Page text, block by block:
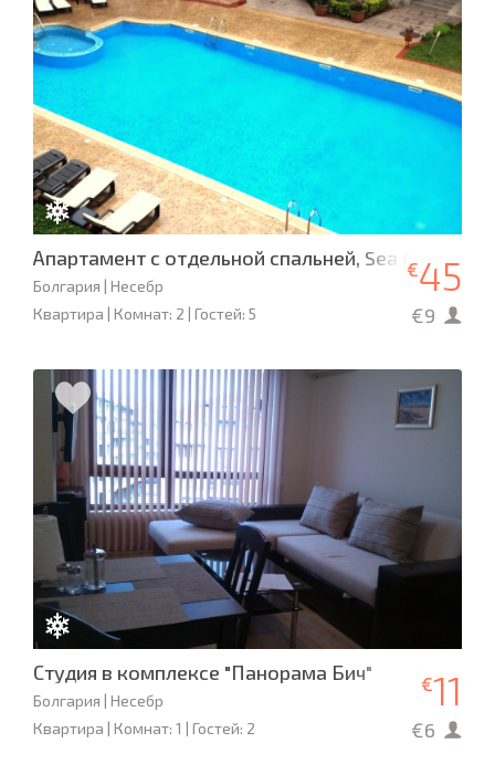
Апартамент с отдельной спальней, Sea Grase,
Болгария | Несебр
Квартира | Комнат: 2 | Гостей: 5
€45
€9
Студия в комплексе "Панорама Бич"
Болгария | Несебр
Квартира | Комнат: 1 | Гостей: 2
€11
€6